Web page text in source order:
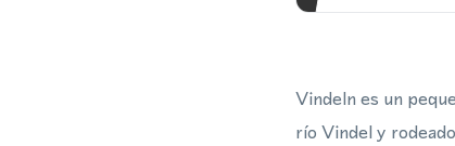
Vindeln es un
río Vindel y